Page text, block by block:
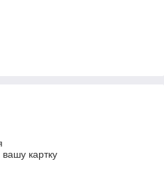
картку